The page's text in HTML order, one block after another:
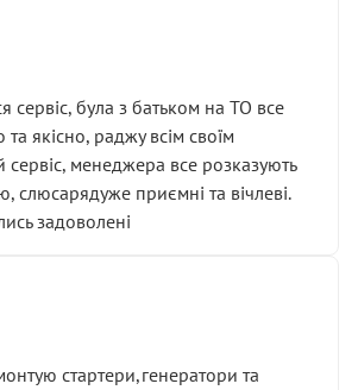
сервіс, була з батьком на ТО все
якісно, раджу всім своїм
менеджера все розказують
приємні та вічлеві.
задоволені
стартери,генератори та